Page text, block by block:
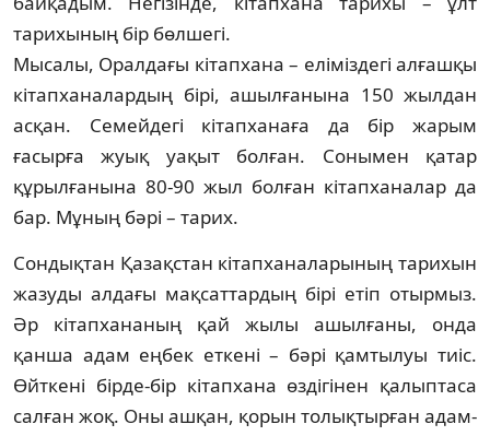
тарихының бір бөл­шегі.
Мысалы, Оралдағы кітапхана – еліміздегі алғаш­қы
кітапханалардың бірі, ашылғанына 150 жылдан
асқан. Семейдегі кітапханаға да бір жарым
ғасырға жуық уақыт болған. Соны­мен қатар
құрылғанына 80-90 жыл болған кітапханалар да
бар. Мұның бәрі – тарих.
Сондықтан Қазақстан кітапханалары­ның тарихын
жазуды алдағы мақсаттардың бірі етіп отырмыз.
Әр кітапхананың қай жылы ашылғаны, онда
қанша адам еңбек еткені – бәрі қамтылуы тиіс.
Өйткені бірде-бір кітапхана өздігінен қалыптаса
салған жоқ. Оны ашқан, қорын толықтырған адам­